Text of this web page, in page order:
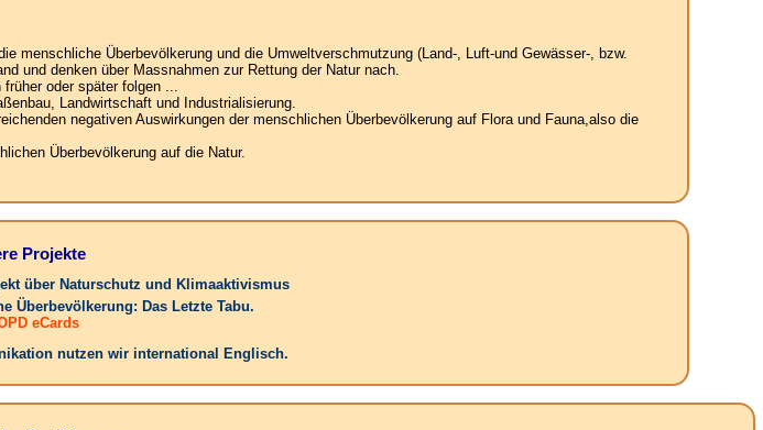
menschliche Überbevölkerung und die Umweltverschmutzung (Land-, Luft-und Gewässer-, bzw.
und denken über Massnahmen zur Rettung der Natur nach.
oder später folgen ...
Landwirtschaft und Industrialisierung.
negativen Auswirkungen der menschlichen Überbevölkerung auf Flora und Fauna,also die
Überbevölkerung auf die Natur.
Projekte
über Naturschutz und Klimaaktivismus
Überbevölkerung: Das Letzte Tabu.
eCards
nutzen wir international Englisch.